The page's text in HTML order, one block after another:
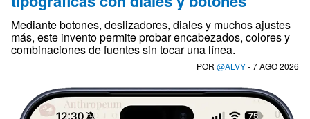
Mediante botones, deslizadores, diales y muchos ajustes
más, este invento permite probar encabezados, colores y
combinaciones de fuentes sin tocar una línea.
POR @ALVY- 7 AGO 2026